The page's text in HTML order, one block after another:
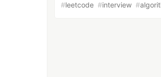
#leetcode #interview #